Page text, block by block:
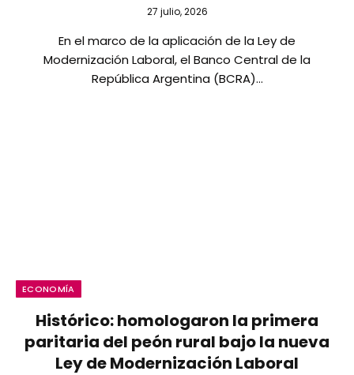
27 julio, 2026
En el marco de la aplicación de la Ley de
Modernización Laboral, el Banco Central de la
República Argentina (BCRA)…
ECONOMÍA
Histórico: homologaron la primera
paritaria del peón rural bajo la nueva
Ley de Modernización Laboral